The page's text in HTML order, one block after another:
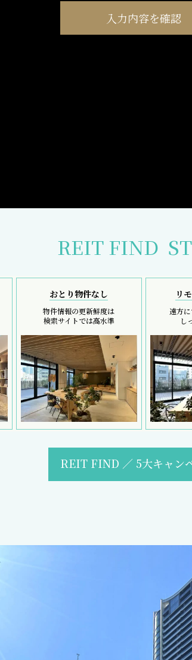
REIT FIND
おとり物件なし
物件情報の更新鮮度は
検索サイトでは高水準
リ
遠方
し
REIT FIND ／ 5大キャン